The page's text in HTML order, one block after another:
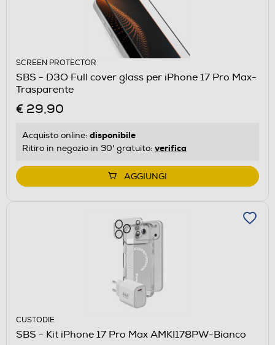
SCREEN PROTECTOR
SBS - D3O Full cover glass per iPhone 17 Pro Max-
Trasparente
€ 29,90
Acquisto online: disponibile
Ritiro in negozio in 30' gratuito: verifica
AGGIUNGI
CUSTODIE
SBS - Kit iPhone 17 Pro Max AMKI178PW-Bianco